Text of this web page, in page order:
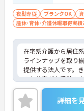
夜勤専従 ブランクOK
産休･育休･介護休暇取得実績
在宅系介護から居住
ラインナップを取り
提供する法人です。
のお仕事が未経験の
す。ご興味ある方に
らに詳細をお話しい
ださい！
詳細を